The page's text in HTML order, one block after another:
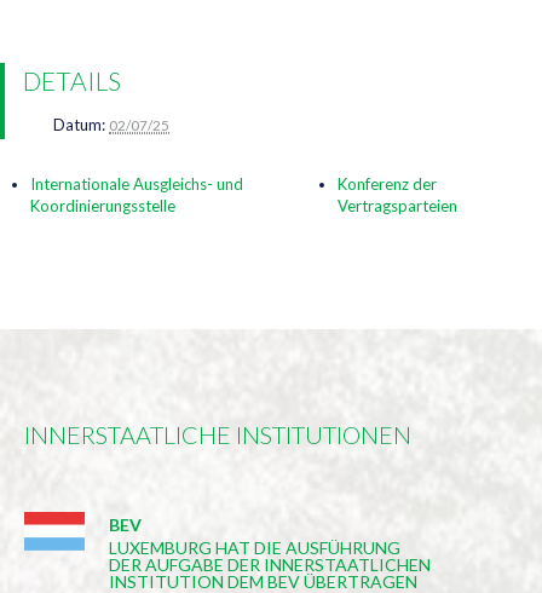
DETAILS
Datum: 02/07/25
Internationale Ausgleichs- und
Koordinierungsstelle
Konferenz der
Vertragsparteien
INNERSTAATLICHE INSTITUTIONEN
BEV
LUXEMBURG HAT DIE AUSFÜHRUNG
DER AUFGABE DER INNERSTAATLICHEN
INSTITUTION DEM BEV ÜBERTRAGEN